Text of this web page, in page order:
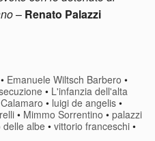
– Renato Palazzi
• Emanuele Wiltsch Barbero •
• L'infanzia dell'alta
• luigi de angelis •
• Mimmo Sorrentino • palazzi
delle albe • vittorio franceschi •